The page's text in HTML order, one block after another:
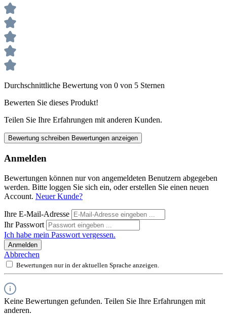
Durchschnittliche Bewertung von 0 von 5 Sternen
Bewerten Sie dieses Produkt!
Teilen Sie Ihre Erfahrungen mit anderen Kunden.
Bewertung schreiben Bewertungen anzeigen
Anmelden
Bewertungen können nur von angemeldeten Benutzern abgegeben
werden. Bitte loggen Sie sich ein, oder erstellen Sie einen neuen
Account. Neuer Kunde?
Ihre E-Mail-Adresse
Ihr Passwort
Ich habe mein Passwort vergessen.
Anmelden
Abbrechen
Bewertungen nur in der aktuellen Sprache anzeigen.
Keine Bewertungen gefunden. Teilen Sie Ihre Erfahrungen mit
anderen.